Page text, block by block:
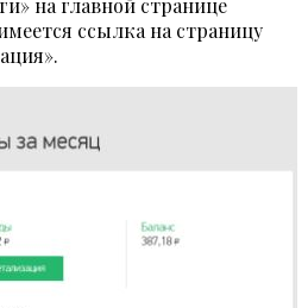
на главной странице
ссылка на страницу